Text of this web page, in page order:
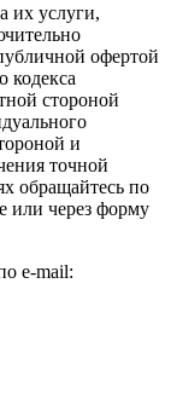
их услуги,
офертой
кодекса
стороной
и
точной
обращайтесь по
или через форму
e-mail: